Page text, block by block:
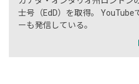
士号（EdD）を取得。 YouTube
ーも発信している。